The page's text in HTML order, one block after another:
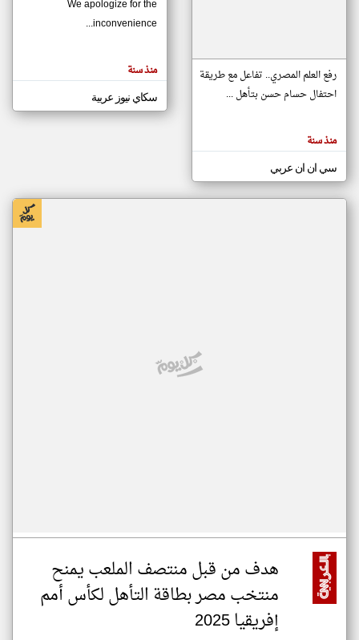
مصادر الأخبار من موريتانيا
اخبار موريتانيا على مدار الساعة
أهم اخبار موريتانيا العاجلة والمباشرة
المقالات
الموجوده
هنا عن
رفع العلم المصري.. تفاعل مع طريقة
احتفال حسام حسن بتأهل ...
منذ سنة
سي ان ان عربي
We apologize for the
inconvenience...
منذ سنة
سكاي نيوز عربية
هدف من قبل منتصف الملعب يمنح
منتخب مصر بطاقة التأهل لكأس أمم
إفريقيا 2025
klyoum.com